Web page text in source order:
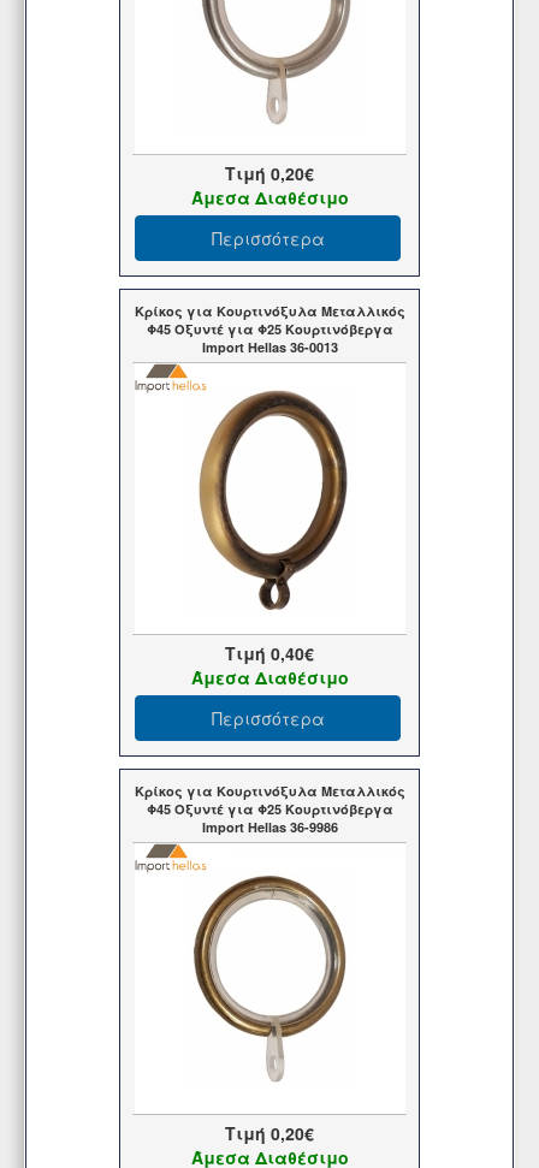
Τιμή 0,20€
Άμεσα Διαθέσιμο
Περισσότερα
Κρίκος για Κουρτινόξυλα Μεταλλικός
Φ45 Οξυντέ για Φ25 Κουρτινόβεργα
Import Hellas 36-0013
Τιμή 0,40€
Άμεσα Διαθέσιμο
Περισσότερα
Κρίκος για Κουρτινόξυλα Μεταλλικός
Φ45 Οξυντέ για Φ25 Κουρτινόβεργα
Import Hellas 36-9986
Τιμή 0,20€
Άμεσα Διαθέσιμο